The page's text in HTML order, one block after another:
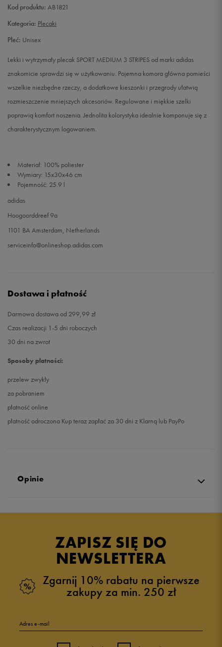
Kod produktu: AB1821
Kategoria: Plecaki
Płeć: Unisex
Lekki i wytrzymały plecak SPORT MEDIUM 3 STRIPES od marki adidas
znakomicie sprawdzi się w użytkowaniu. Pojemna komora główna pomieści
wszelkie niezbędne rzeczy, a dodatkowe kieszonki i przegrody ułatwią
rozmieszczenie mniejszych akcesoriów. Regulowane i miękkie szelki
poprawią komfort noszenia. Jednolita kolorystyka idealnie komponuje się z
charakterystycznym logowaniem.
Materiał: 100% poliester
Wymiary: 15x30x46 cm
Pojemność: 25.9 l
adidas
Hoogoorddreef 9a
1101 BA Amsterdam, Netherlands
serviceinfo@onlineshop.adidas.com
Dostawa i płatność
Darmowa dostawa od 299,99 zł
Czas realizacji 1-5 dni roboczych
30 dni na zwrot
Sposoby płatności:
przelew zwykły
za pobraniem
płatność online
płatność odroczona Kup teraz zapłać za 30 dni z Klarną lub PayPo
Opinie
ZAPISZ SIĘ DO
NEWSLETTERA
Zgarnij 10% rabatu na pierwsze
zakupy za min. 250 zł
Adres e-mail